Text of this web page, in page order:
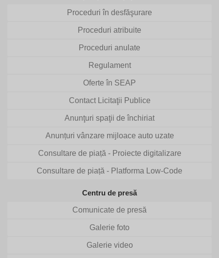
Proceduri în desfăşurare
Proceduri atribuite
Proceduri anulate
Regulament
Oferte în SEAP
Contact Licitaţii Publice
Anunţuri spaţii de închiriat
Anunțuri vânzare mijloace auto uzate
Consultare de piață - Proiecte digitalizare
Consultare de piață - Platforma Low-Code
Centru de presă
Comunicate de presă
Galerie foto
Galerie video